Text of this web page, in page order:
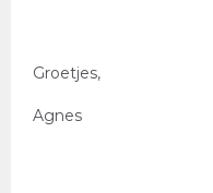
Groetjes,
Agnes